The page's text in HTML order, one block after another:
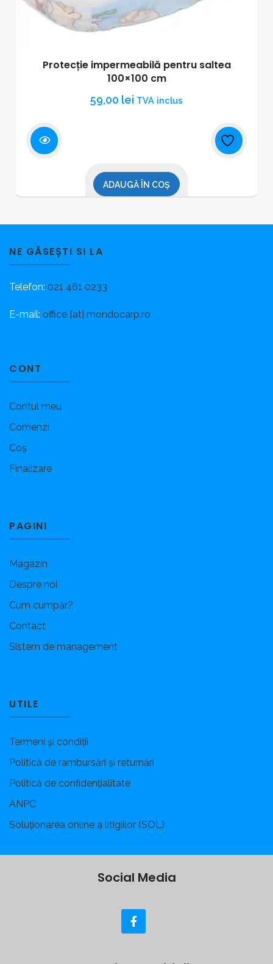
Protecție impermeabilă pentru saltea
100×100 cm
59,00 lei TVA inclus
ADAUGĂ ÎN COȘ
NE GĂSEȘTI SI LA
Telefon: 021 461 0233
E-mail: office [at] mondocarp.ro
CONT
Contul meu
Comenzi
Coș
Finalizare
PAGINI
Magazin
Despre noi
Cum cumpăr?
Contact
Sistem de management
UTILE
Termeni și condiții
Politică de rambursări și returnări
Politică de confidențialitate
ANPC
Soluționarea online a litigiilor (SOL)
Social Media